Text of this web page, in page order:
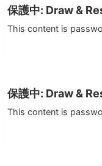
保護中: Draw &
This content is
保護中: Draw &
This content is